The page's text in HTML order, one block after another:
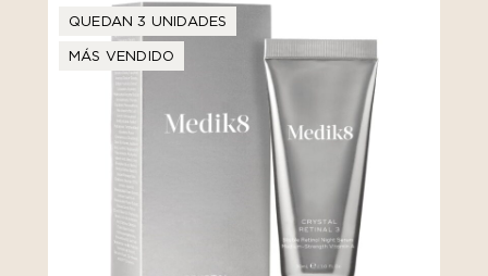
QUEDAN 3 UNIDADES
MÁS VENDIDO